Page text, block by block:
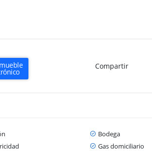
Compartir
Bodega
Gas domiciliario